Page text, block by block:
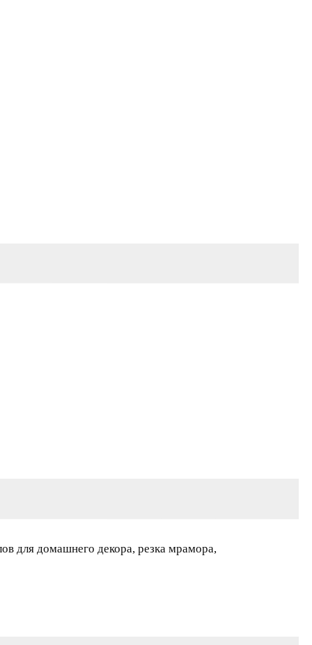
для домашнего декора, резка мрамора,